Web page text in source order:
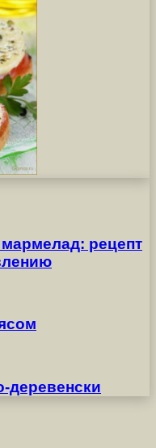
рецепт
деревенски